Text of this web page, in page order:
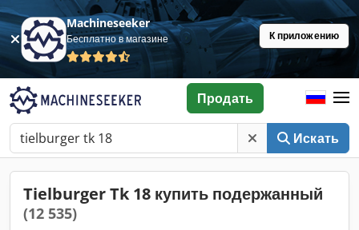
Machineseeker
Бесплатно в магазине К приложению
Искать
Продать
Tielburger Tk 18 купить подержанный
(12 535)